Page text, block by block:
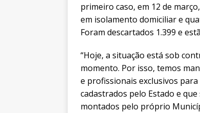
primeiro caso, em 12 de
em isolamento domiciliar e
Foram descartados 1.399 e
“Hoje, a situação está sob
momento. Por isso, temos
e profissionais exclusivos
cadastrados pelo Estado e
montados pelo próprio